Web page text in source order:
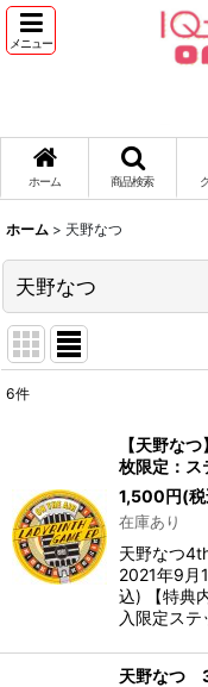
メニュー
ホーム 商品検索
ホーム > 天野なつ
天野なつ
6件
【天野な
枚限定：ス
1,500円(
在庫あり
天野なつ
2021年9
込) 【特典
入限定ス
天野なつ